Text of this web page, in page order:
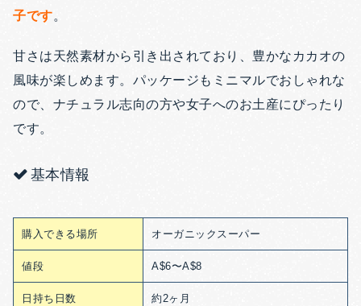
子です。
甘さは天然素材から引き出されており、豊かなカカオの
風味が楽しめます。パッケージもミニマルでおしゃれな
ので、ナチュラル志向の方や女子へのお土産にぴったり
です。
基本情報
購入できる場所 オーガニックスーパー
値段 A$6〜A$8
日持ち日数 約2ヶ月